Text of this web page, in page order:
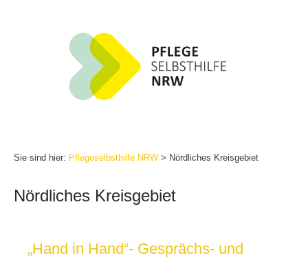
Sie sind hier: Pflegeselbsthilfe NRW > Nördliches Kreisgebiet
Nördliches Kreisgebiet
„Hand in Hand“- Gesprächs- und